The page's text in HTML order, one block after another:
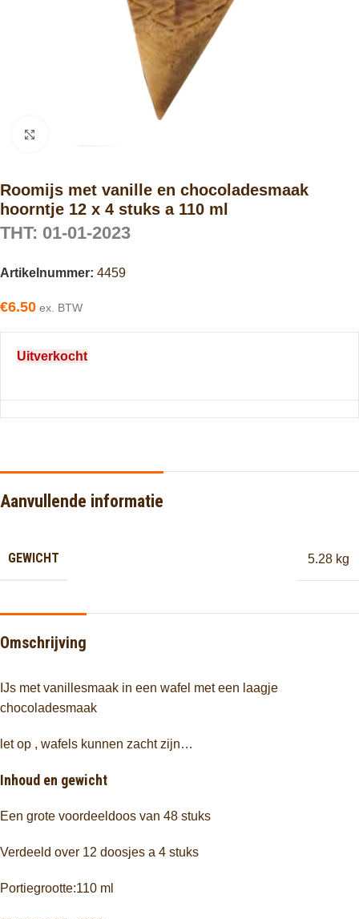
Roomijs met vanille en chocoladesmaak
hoorntje 12 x 4 stuks a 110 ml
THT: 01-01-2023
Artikelnummer: 4459
€6.50 ex. BTW
Uitverkocht
Aanvullende informatie
GEWICHT 5.28 kg
Omschrijving
IJs met vanillesmaak in een wafel met een laagje
chocoladesmaak
let op , wafels kunnen zacht zijn…
Inhoud en gewicht
Een grote voordeeldoos van 48 stuks
Verdeeld over 12 doosjes a 4 stuks
Portiegrootte:110 ml